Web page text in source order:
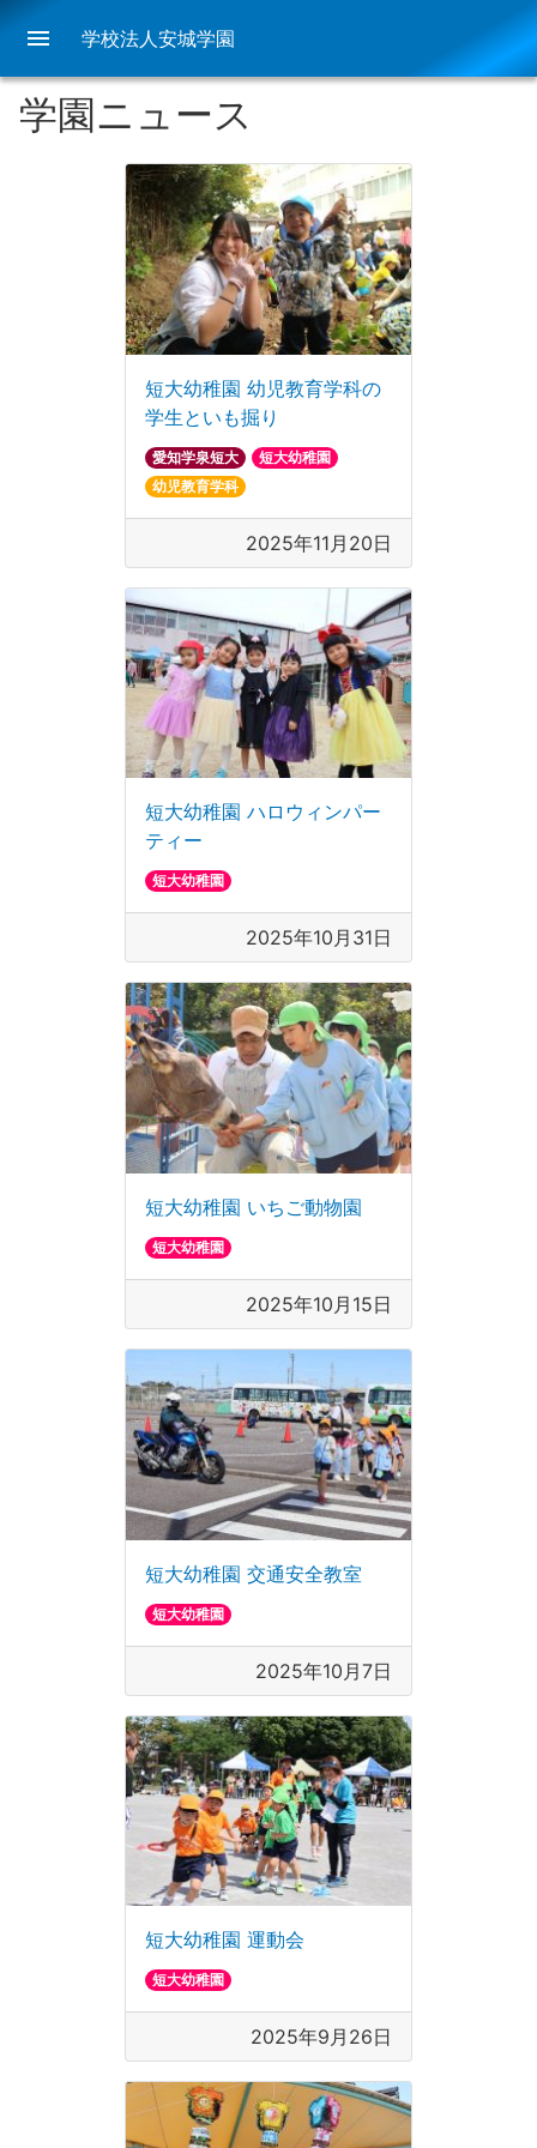
menu 学校法人安城学園
学園ニュース
短大幼稚園 幼児教育学科の
学生といも掘り
愛知学泉短大
短大幼稚園
幼児教育学科
2025年11月20日
短大幼稚園 ハロウィンパー
ティー
短大幼稚園
2025年10月31日
短大幼稚園 いちご動物園
短大幼稚園
2025年10月15日
短大幼稚園 交通安全教室
短大幼稚園
2025年10月7日
短大幼稚園 運動会
短大幼稚園
2025年9月26日